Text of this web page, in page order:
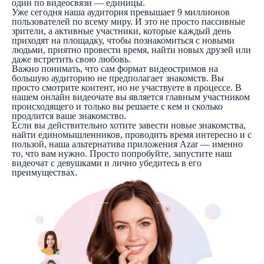
один по видеосвязи — единицы.
Уже сегодня наша аудитория превышает 9 миллионов
пользователей по всему миру. И это не просто пассивные
зрители, а активные участники, которые каждый день
приходят на площадку, чтобы познакомиться с новыми
людьми, приятно провести время, найти новых друзей или
даже встретить свою любовь.
Важно понимать, что сам формат видеостримов на
большую аудиторию не предполагает знакомств. Вы
просто смотрите контент, но не участвуете в процессе. В
нашем онлайн видеочате вы является главным участником
происходящего и только вы решаете с кем и сколько
продлится ваше знакомство.
Если вы действительно хотите завести новые знакомства,
найти единомышленников, проводить время интересно и с
пользой, наша альтернатива приложения Azar — именно
то, что вам нужно. Просто попробуйте, запустите наш
видеочат с девушками и лично убедитесь в его
преимуществах.